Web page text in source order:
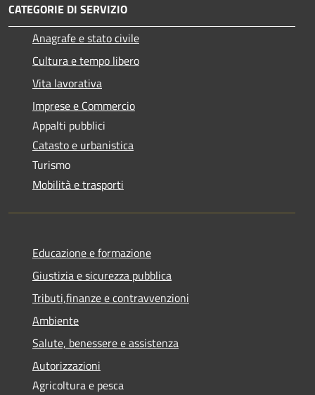
CATEGORIE DI SERVIZIO
Anagrafe e stato civile
Cultura e tempo libero
Vita lavorativa
Imprese e Commercio
Appalti pubblici
Catasto e urbanistica
Turismo
Mobilità e trasporti
Educazione e formazione
Giustizia e sicurezza pubblica
Tributi,finanze e contravvenzioni
Ambiente
Salute, benessere e assistenza
Autorizzazioni
Agricoltura e pesca